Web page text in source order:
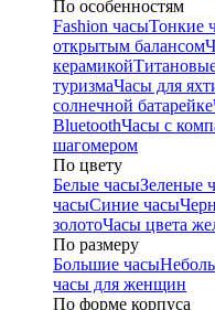
По особенностям
Fashion часыТонкие
открытым балансом
керамикой
туризмаЧасы для
солнечной батарейке
BluetoothЧасы с
шагомером
По цвету
Белые часыЗеленые
часыСиние часы
золотоЧасы цвета
По размеру
Большие часы
часы для женщин
По форме корпуса